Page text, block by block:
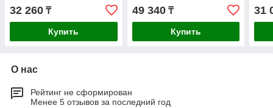
32 260 ₸
Купить
49 340₸
Купить
31
О нас
Рейтинг не сформирован
Менее 5 отзывов за последний год